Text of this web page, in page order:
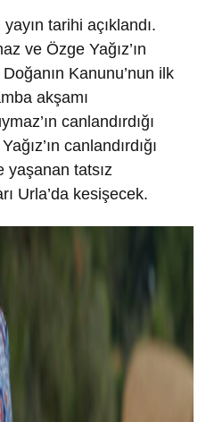
tarihi açıklandı.
ve Özge Yağız’ın
Doğanın Kanunu’nun ilk
akşamı
canlandırdığı
canlandırdığı
yaşanan tatsız
Urla’da kesişecek.